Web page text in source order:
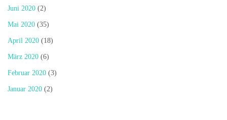
Juni 2020 (2)
Mai 2020 (35)
April 2020 (18)
März 2020 (6)
Februar 2020 (3)
Januar 2020 (2)